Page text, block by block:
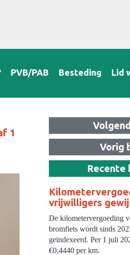
PVB/PAB Besteding Lid
1
Vorig
Recente
vrijwilligers
De kilometervergoeding
bromfiets wordt sinds
geïndexeerd. Per 1 juli
€0,4440 per km.